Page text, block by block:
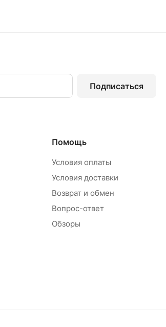
Подписаться
Помощь
Условия оплаты
Условия доставки
Возврат и обмен
Вопрос-ответ
Обзоры